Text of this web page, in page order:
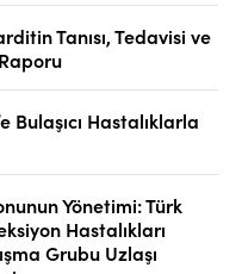
Tanısı, Tedavisi ve
Bulaşıcı Hastalıklarla
Yönetimi: Türk
Hastalıkları
Grubu Uzlaşı